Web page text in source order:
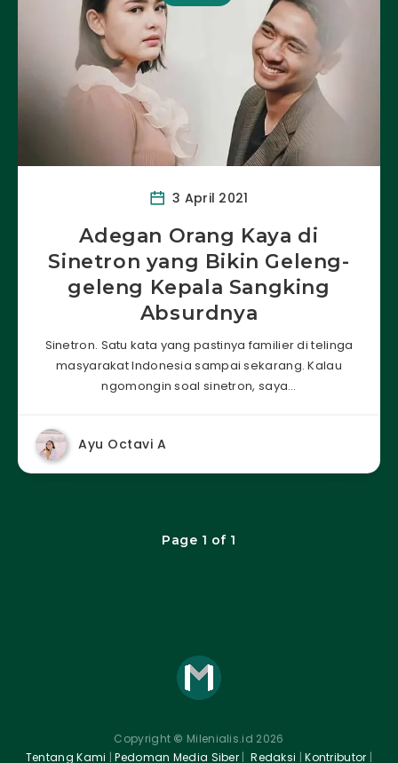
3 April 2021
Adegan Orang Kaya di
Sinetron yang Bikin Geleng-
geleng Kepala Sangking
Absurdnya
Sinetron. Satu kata yang pastinya familier di telinga
masyarakat Indonesia sampai sekarang. Kalau
ngomongin soal sinetron, saya…
Ayu Octavi A
Page 1 of 1
Copyright © Milenialis.id 2026
Tentang Kami |Pedoman Media Siber | Redaksi |Kontributor |